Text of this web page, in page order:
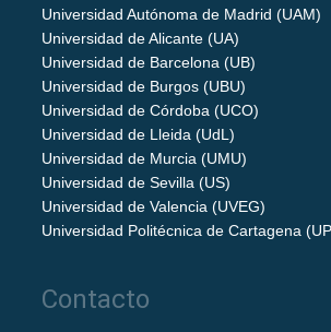
Universidad Autónoma de Madrid (UAM)
Universidad de Alicante (UA)
Universidad de Barcelona (UB)
Universidad de Burgos (UBU)
Universidad de Córdoba (UCO)
Universidad de Lleida (UdL)
Universidad de Murcia (UMU)
Universidad de Sevilla (US)
Universidad de Valencia (UVEG)
Universidad Politécnica de Cartagena
Contacto